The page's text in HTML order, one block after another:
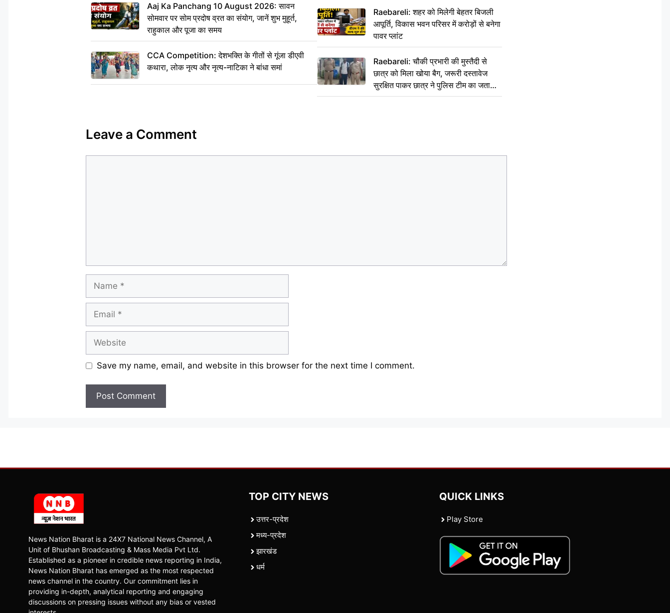
Aaj Ka Panchang 10 August 2026: सावन
सोमवार पर सोम प्रदोष व्रत का संयोग, जानें शुभ मुहूर्त,
राहुकाल और पूजा का समय
CCA Competition: देशभक्ति के गीतों से गूंजा डीएवी
कथारा, लोक नृत्य और नृत्य-नाटिका ने बांधा समां
Raebareli: शहर को मिलेगी बेहतर बिजली
आपूर्ति, विकास भवन परिसर में करोड़ों से बनेगा
पावर प्लांट
Raebareli: चौकी प्रभारी की मुस्तैदी से
छात्र को मिला खोया बैग, जरूरी दस्तावेज
सुरक्षित पाकर छात्र ने पुलिस टीम का जताया
आभार
Leave a Comment
Save my name, email, and website in this browser for the next time I comment.
News Nation Bharat is a 24X7 National News Channel, A
Unit of Bhushan Broadcasting & Mass Media Pvt Ltd.
Established as a pioneer in credible news reporting in India,
News Nation Bharat has emerged as the most respected
news channel in the country. Our commitment lies in
providing in-depth, analytical reporting and engaging
discussions on pressing issues without any bias or vested
TOP CITY NEWS
उत्तर-प्रदेश
मध्य-प्रदेश
झारखंड
धर्म
QUICK LINKS
Play Store